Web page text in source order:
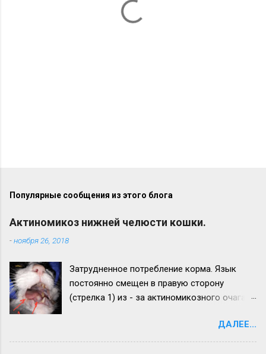
Популярные сообщения из этого блога
Актиномикоз нижней челюсти кошки.
-ноября 26, 2018
Затрудненное потребление корма. Язык
постоянно смещен в правую сторону
(стрелка 1) из - за актиномикозного очага,
актиномикозного очага более наблюдается
ДАЛЕЕ...